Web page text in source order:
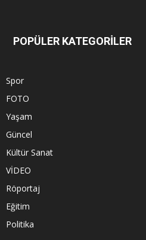
POPÜLER KATEGORİLER
Spor
FOTO
Yaşam
Güncel
Kültür Sanat
VİDEO
Röportaj
Eğitim
Politika